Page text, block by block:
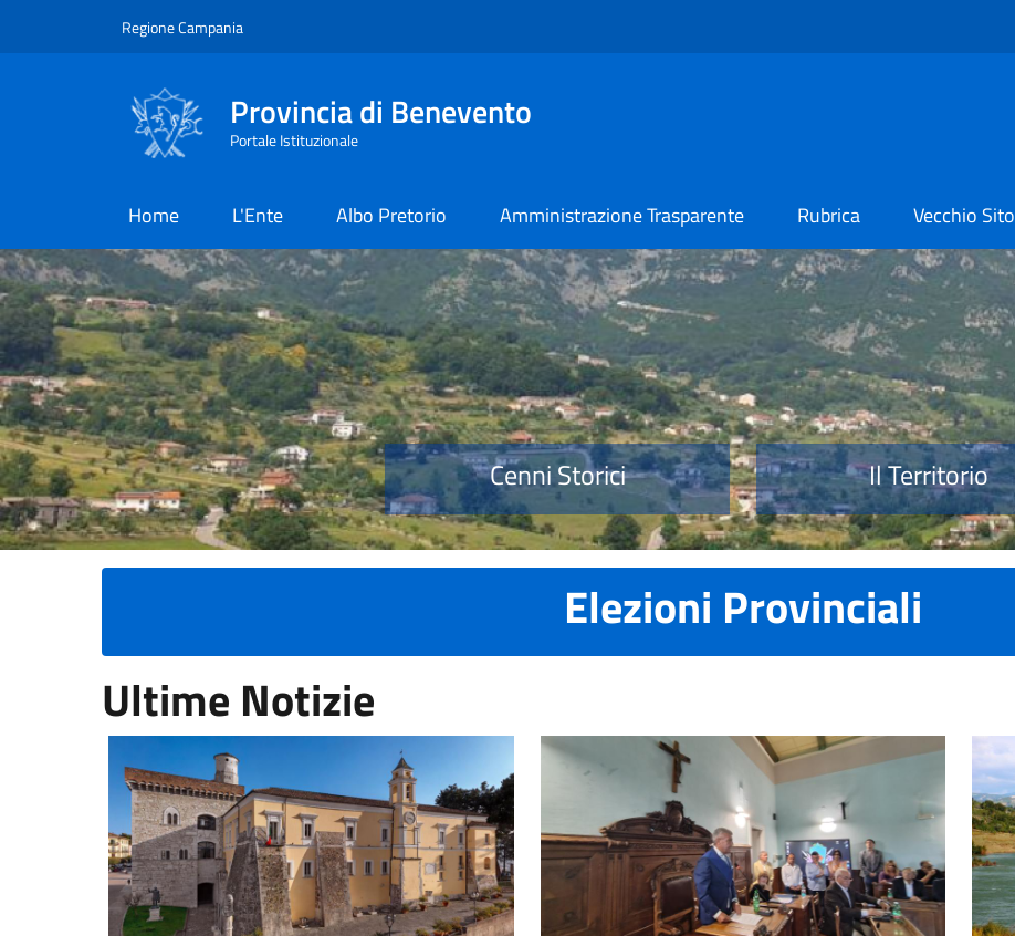
Regione Campania
Provincia di Benevento
Portale Istituzionale
Home L'Ente Albo Pretorio Amministrazione Trasparente Rubrica Vecchio Sito
Provincia di Benevento
Cenni Storici Il Territorio
Elezioni Provinciali
Ultime Notizie